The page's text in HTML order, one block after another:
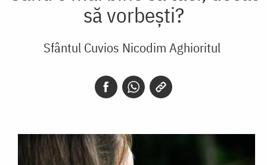
să vorbești?
Sfântul Cuvios Nicodim Aghioritul